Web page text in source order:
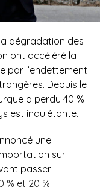
dégradation des
ont accéléré la
par l’endettement
Depuis le
a perdu 40 %
est inquiétante.
une
sur
passer
% et 20 %.